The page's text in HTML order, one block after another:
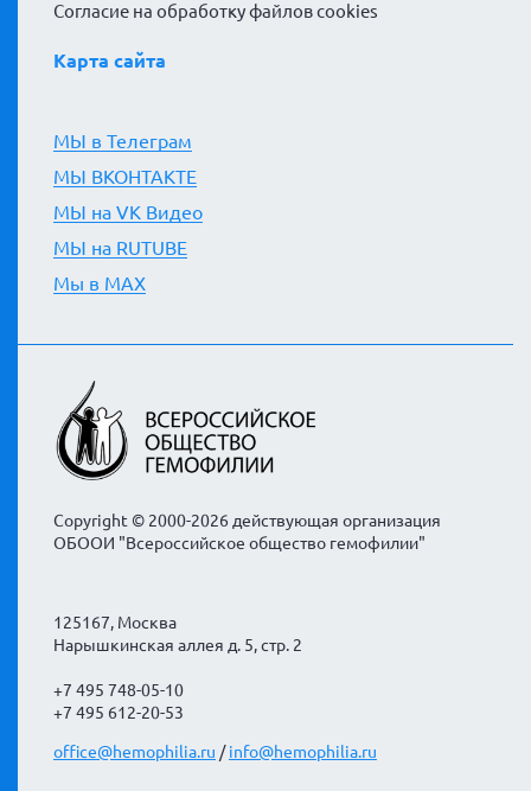
Согласие на обработку файлов cookies
Карта сайта
МЫ в Телеграм
МЫ ВКОНТАКТЕ
МЫ на VK Видео
МЫ на RUTUBE
Мы в MAX
Copyright © 2000-2026 действующая организация
ОБООИ "Всероссийское общество гемофилии"
125167, Москва
Нарышкинская аллея д. 5, стр. 2
+7 495 748-05-10
+7 495 612-20-53
office@hemophilia.ru /info@hemophilia.ru